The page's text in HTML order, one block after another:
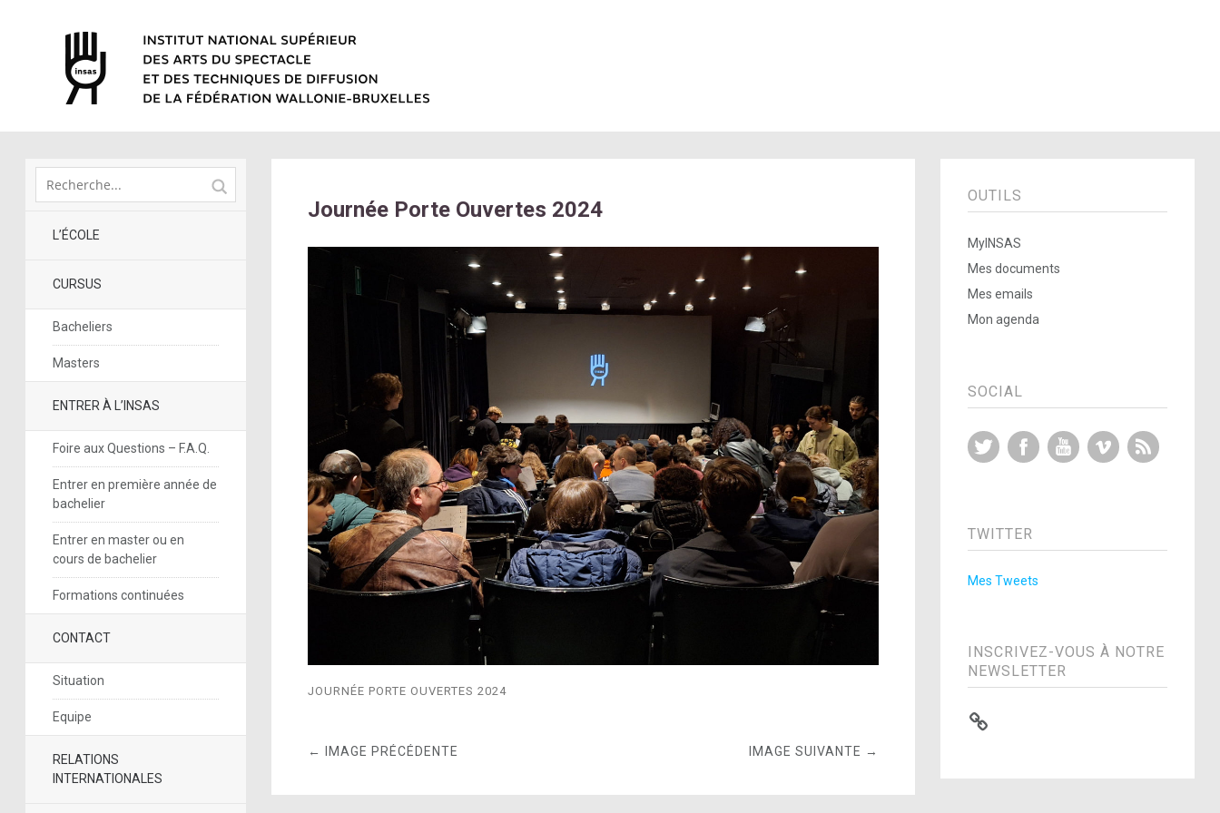
L’ÉCOLE
CURSUS
Bacheliers
Masters
ENTRER À L’INSAS
Foire aux Questions – F.A.Q.
Entrer en première année de
bachelier
Entrer en master ou en
cours de bachelier
Formations continuées
CONTACT
Situation
Equipe
RELATIONS
INTERNATIONALES
Journée Porte Ouvertes 2024
JOURNÉE PORTE OUVERTES 2024
← IMAGE PRÉCÉDENTE IMAGE SUIVANTE →
OUTILS
MyINSAS
Mes documents
Mes emails
Mon agenda
SOCIAL
Twitter FacebookYouTubeVimeo
TWITTER
Mes Tweets
INSCRIVEZ-VOUS À NOTRE
NEWSLETTER